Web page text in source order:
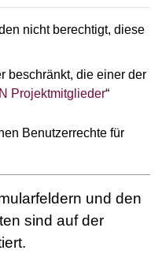
nicht berechtigt, diese
beschränkt, die einer der
Projektmitglieder“
Benutzerrechte für
und den
sind auf der